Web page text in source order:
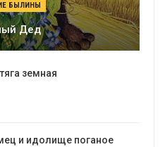
БЫЛИНЫ
Дед
земная
и идолище поганое